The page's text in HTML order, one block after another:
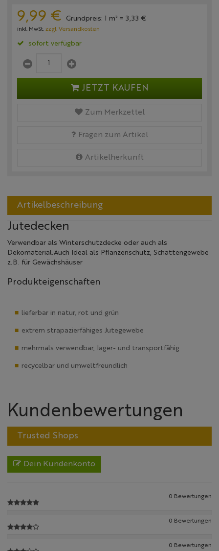
9,99 € Grundpreis: 1 m² = 3,33 €
inkl. MwSt. zzgl. Versandkosten
sofort verfügbar
JETZT KAUFEN
Zum Merkzettel
Fragen zum Artikel
Artikelherkunft
Artikelbeschreibung
Jutedecken
Verwendbar als Winterschutzdecke oder auch als
Dekomaterial.Auch Ideal als Pflanzenschutz, Schattengewebe
z.B. für Gewächshäuser
Produkteigenschaften
lieferbar in natur, rot und grün
extrem strapazierfähiges Jutegewebe
mehrmals verwendbar, lager- und transportfähig
recycelbar und umweltfreundlich
Kundenbewertungen
Trusted Shops
Dein Kundenkonto
0 Bewertungen
0 Bewertungen
0 Bewertungen